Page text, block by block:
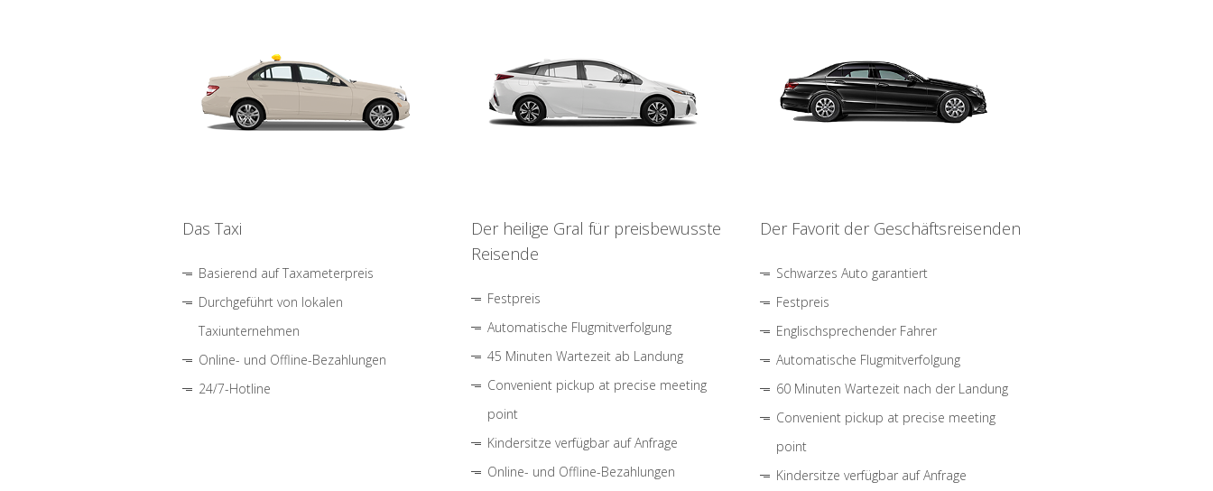
Das Taxi
Basierend auf Taxameterpreis
Durchgeführt von lokalen
Taxiunternehmen
Online- und Offline-Bezahlungen
24/7-Hotline
Der heilige Gral für preisbewusste
Reisende
Festpreis
Automatische Flugmitverfolgung
45 Minuten Wartezeit ab Landung
Convenient pickup at precise meeting
point
Kindersitze verfügbar auf Anfrage
Online- und Offline-Bezahlungen
Der Favorit der Geschäftsreisenden
Schwarzes Auto garantiert
Festpreis
Englischsprechender Fahrer
Automatische Flugmitverfolgung
60 Minuten Wartezeit nach der Landung
Convenient pickup at precise meeting
point
Kindersitze verfügbar auf Anfrage